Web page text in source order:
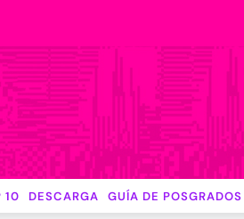
10 DESCARGA GUÍA DE POSGRADOS